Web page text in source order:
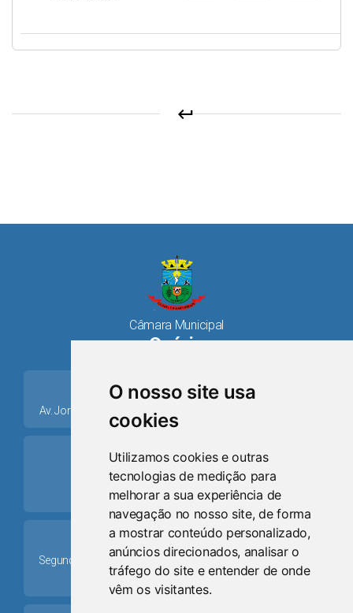
O nosso site usa
cookies
Utilizamos cookies e outras
tecnologias de medição para
melhorar a sua experiência de
navegação no nosso site, de forma
a mostrar conteúdo personalizado,
anúncios direcionados, analisar o
tráfego do site e entender de onde
vêm os visitantes.
keyboard_return
Câmara Municipal
Osório
place
Av. Jorge Dariva, 1211, Centro CEP: 95520.000 - Osório/RS
ring_volume
Telefone
(51) 9 8024-0884
Schedule
Segunda-feira a Sexta-feira: 08h às 12h e das 13h30min às
17h30min